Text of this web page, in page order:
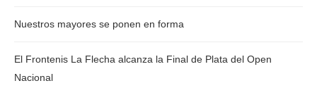
Nuestros mayores se ponen en forma
El Frontenis La Flecha alcanza la Final de Plata del Open
Nacional